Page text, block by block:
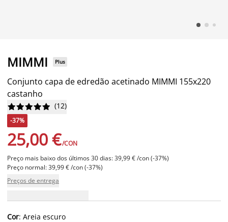
MIMMI Plus
Conjunto capa de edredão acetinado MIMMI 155x220
castanho





 (12)
-37%
25,00 €/CON
Preço mais baixo dos últimos 30 dias: 39,99 € /con (-37%)
Preço normal: 39,99 € /con (-37%)
Preços de entrega
Cor: Areia escuro